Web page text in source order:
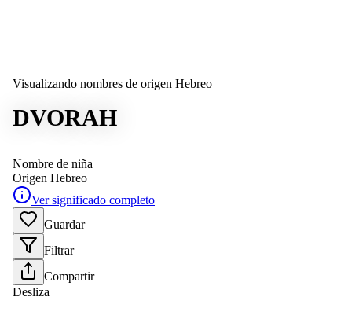
Visualizando nombres de origen Hebreo
DVORAH
Nombre de niña
Origen Hebreo
Ver significado completo
Guardar
Filtrar
Compartir
Desliza